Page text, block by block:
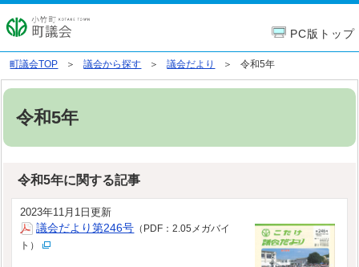
PC版トップ
町議会TOP 議会から探す 議会だより 令和5年
令和5年
令和5年に関する記事
2023年11月1日更新
議会だより第246号 （PDF：2.05メガバイ
ト）